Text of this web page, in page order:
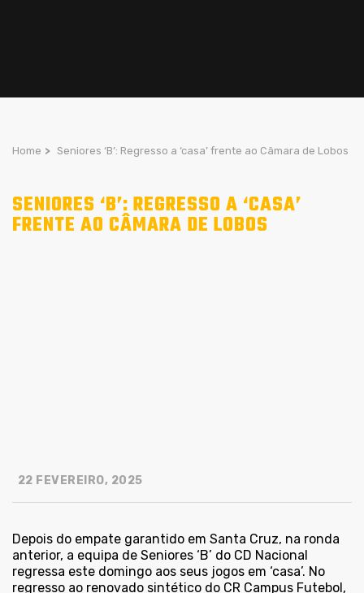
Home > Seniores ‘B’: Regresso a ‘casa’ frente ao Câmara de Lobos
SENIORES ‘B’: REGRESSO A ‘CASA’
FRENTE AO CÂMARA DE LOBOS
22 FEVEREIRO, 2025
Depois do empate garantido em Santa Cruz, na ronda
anterior, a equipa de Seniores ‘B’ do CD Nacional
regressa este domingo aos seus jogos em ‘casa’. No
regresso ao renovado sintético do CR Campus Futebol,